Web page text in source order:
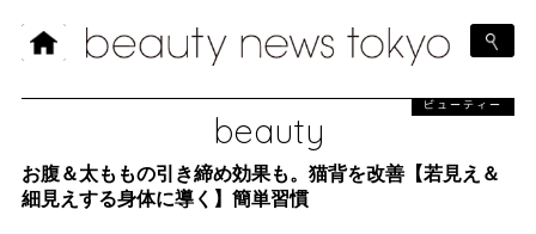
beauty
ビューティー
お腹＆太ももの引き締め効果も。猫背を改善【若見え＆
細見えする身体に導く】簡単習慣